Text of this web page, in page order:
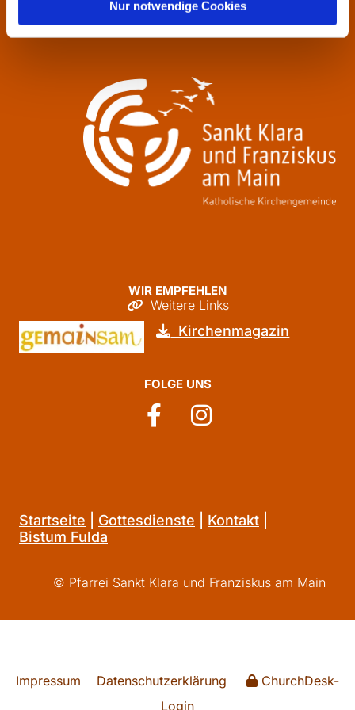
Nur notwendige Cookies
Freitag
09:30 - 12:00
WIR EMPFEHLEN
 Weitere Links
 Kirchenmagazin
FOLGE UNS
Startseite Gottesdienste Kontakt
Bistum Fulda
© Pfarrei Sankt Klara und Franziskus am Main
Impressum Datenschutzerklärung
ChurchDesk-
Login